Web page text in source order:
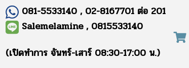
081-5533140 , 02-8167701 ต่อ 201
Salemelamine , 0815533140
(เปิดทำการ จันทร์-เสาร์ 08:30-17:00 น.)